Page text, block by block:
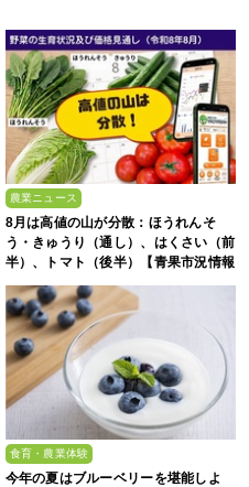
農業ニュース
8月は高値の山が分散：ほうれんそ
う・きゅうり（通し）、はくさい（前
半）、トマト（後半）【青果市況情報
アプリ「YAOYASAN」】
食育・農業体験
今年の夏はブルーベリーを堪能しよ